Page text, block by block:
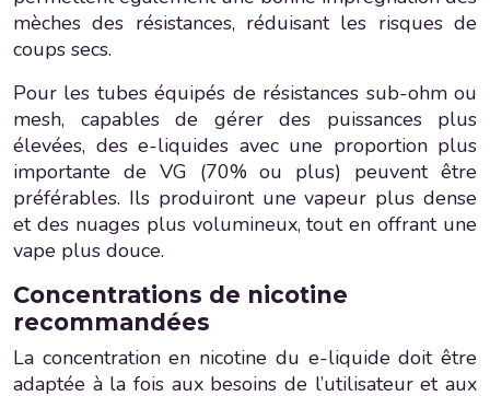
mèches des résistances, réduisant les risques de
coups secs.
Pour les tubes équipés de résistances sub-ohm ou
mesh, capables de gérer des puissances plus
élevées, des e-liquides avec une proportion plus
importante de VG (70% ou plus) peuvent être
préférables. Ils produiront une vapeur plus dense
et des nuages plus volumineux, tout en offrant une
vape plus douce.
Concentrations de nicotine
recommandées
La concentration en nicotine du e-liquide doit être
adaptée à la fois aux besoins de l’utilisateur et aux